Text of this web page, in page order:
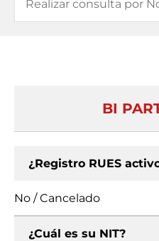
BI
¿Registro RUES
No / Cancelado
¿Cuál es su NIT?